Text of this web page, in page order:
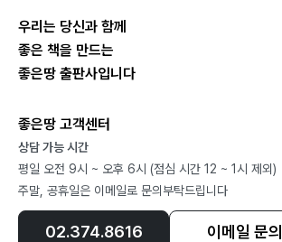
우리는 당신과 함께
좋은 책을 만드는
좋은땅 출판사입니다
좋은땅 고객센터
상담 가능 시간
평일 오전 9시 ~ 오후 6시 (점심 시간 12 ~ 1시 제외)
주말, 공휴일은 이메일로 문의부탁드립니다
02.374.8616 이메일 문의